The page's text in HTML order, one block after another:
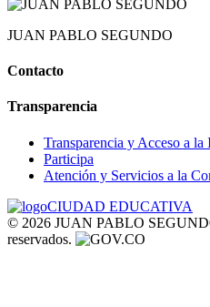
JUAN PABLO SEGUNDO
Contacto
Transparencia
Transparencia y Acceso a la
Participa
Atención y Servicios a la
© 2026 JUAN PABLO
reservados.